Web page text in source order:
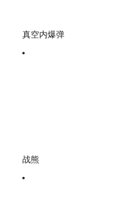
真空内爆弹
战熊